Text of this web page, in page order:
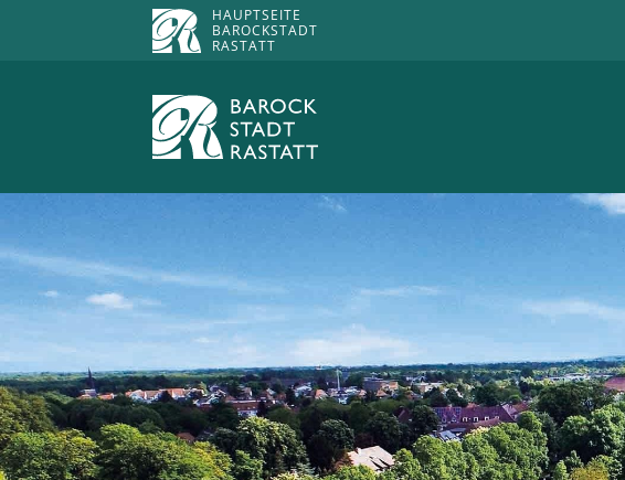
HAUPTSEITE
BAROCKSTADT
RASTATT